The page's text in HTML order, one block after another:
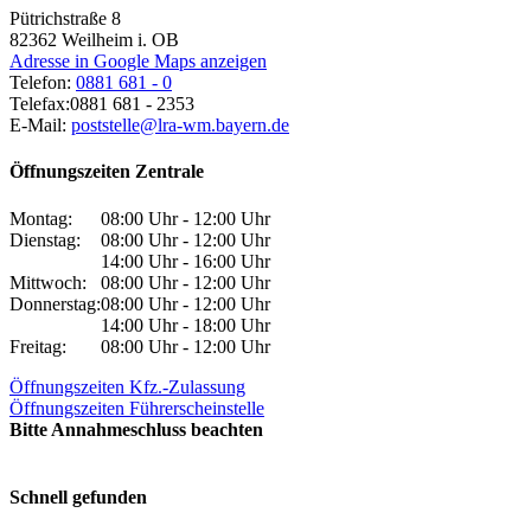
Pütrichstraße 8
82362 Weilheim i. OB
Adresse in Google Maps anzeigen
Telefon: 0881 681 - 0
Telefax:0881 681 - 2353
E-Mail: poststelle@lra-wm.bayern.de
Öffnungszeiten Zentrale
Montag:
08:00 Uhr - 12:00 Uhr
Dienstag:
08:00 Uhr - 12:00 Uhr
14:00 Uhr - 16:00 Uhr
Mittwoch:
08:00 Uhr - 12:00 Uhr
Donnerstag:08:00 Uhr - 12:00 Uhr
14:00 Uhr - 18:00 Uhr
Freitag:
08:00 Uhr - 12:00 Uhr
Öffnungszeiten Kfz.-Zulassung
Öffnungszeiten Führerscheinstelle
Bitte Annahmeschluss beachten
Schnell gefunden